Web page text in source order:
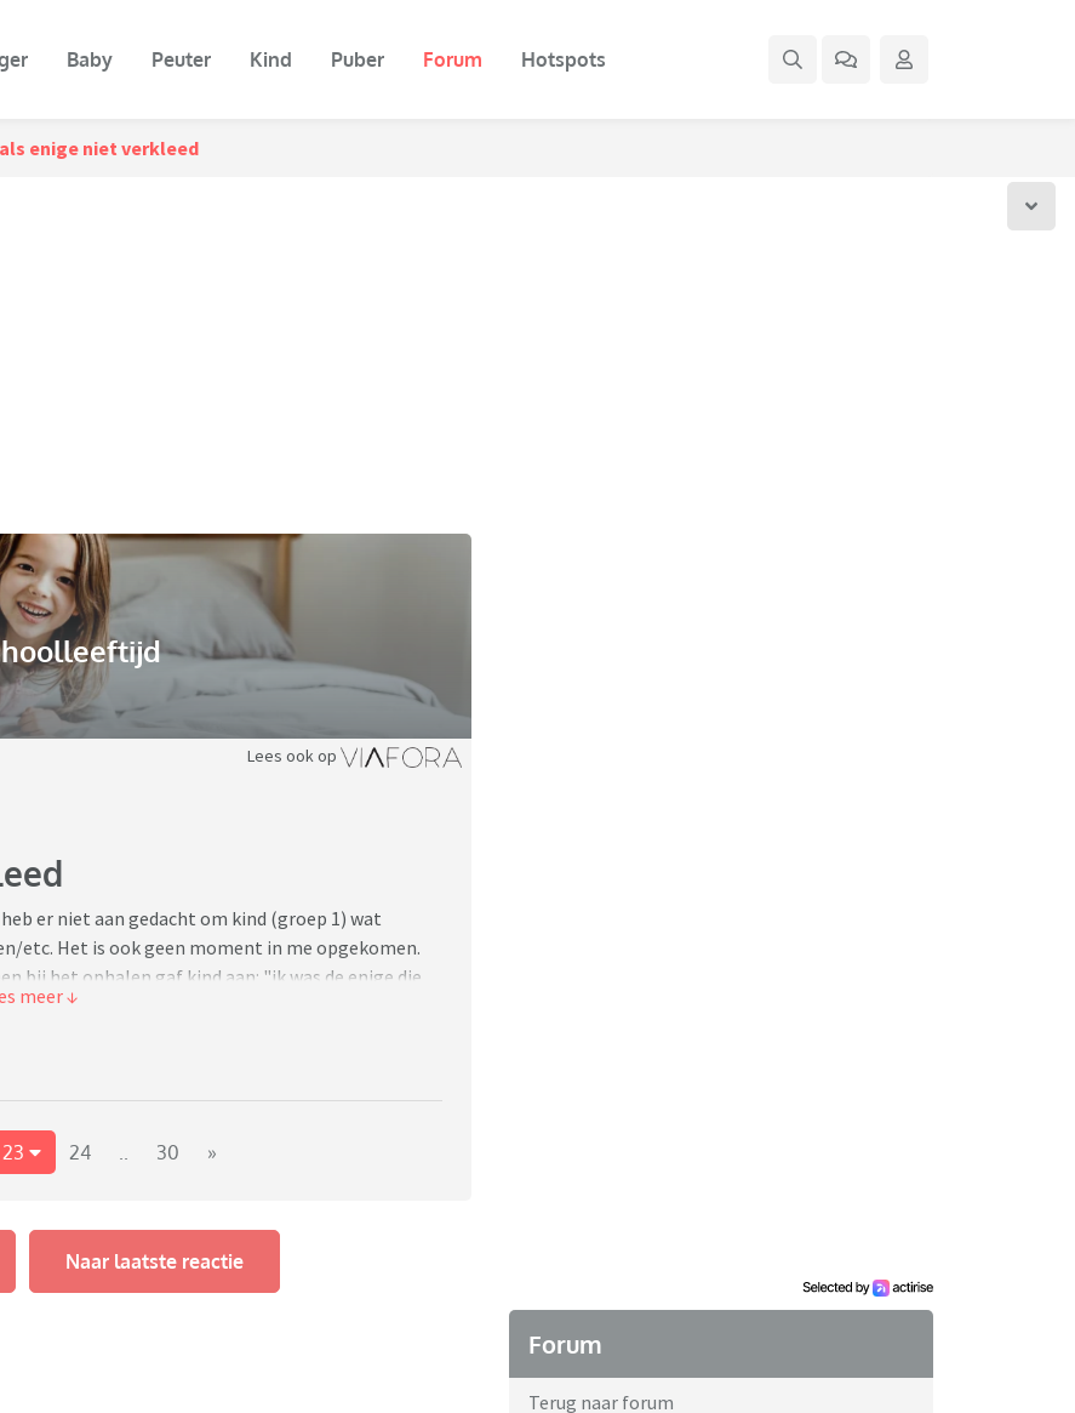
Baby Peuter Kind Puber Forum Hotspots
enige niet verkleed
Lees ook op
er niet aan gedacht om kind (groep 1) wat
etc. Het is ook geen moment in me opgekomen.
bij het ophalen gaf kind aan: "ik was de enige die
wel íets in het thema hadden, al was het
uiteraard beterschap beloofd.
23 24 .. 30 »
Naar laatste reactie
Forum
Terug naar forum